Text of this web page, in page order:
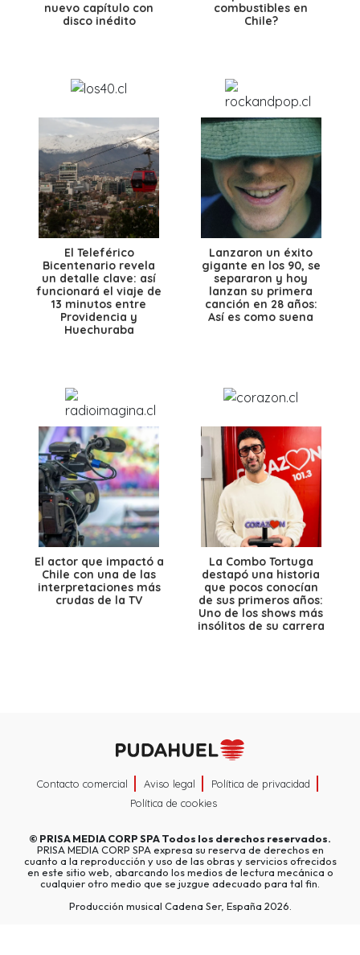
nuevo capítulo con
disco inédito
combustibles en
Chile?
El Teleférico
Bicentenario revela
un detalle clave: así
funcionará el viaje de
13 minutos entre
Providencia y
Huechuraba
Lanzaron un éxito
gigante en los 90, se
separaron y hoy
lanzan su primera
canción en 28 años:
Así es como suena
El actor que impactó a
Chile con una de las
interpretaciones más
crudas de la TV
La Combo Tortuga
destapó una historia
que pocos conocían
de sus primeros años:
Uno de los shows más
insólitos de su carrera
Contacto comercial Aviso legal
Política de privacidad
Política de cookies
© PRISA MEDIA CORP SPATodos los derechos reservados.
PRISA MEDIA CORP SPA expresa su reserva de derechos en
cuanto a la reproducción y uso de las obras y servicios ofrecidos
en este sitio web, abarcando los medios de lectura mecánica o
cualquier otro medio que se juzgue adecuado para tal fin.
Producción musical Cadena Ser, España 2026.